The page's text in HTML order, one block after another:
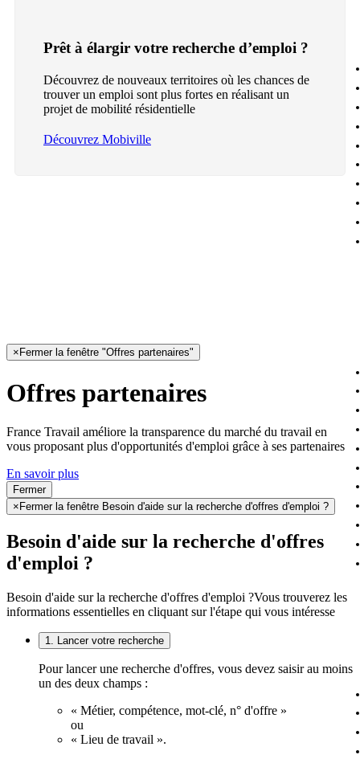
Prêt à élargir votre recherche d’emploi ?
Découvrez de nouveaux territoires où les chances de
trouver un emploi sont plus fortes en réalisant un
projet de mobilité résidentielle
Découvrez Mobiville
× Fermer la fenêtre "Offres partenaires"
Offres partenaires
France Travail améliore la transparence du marché du travail en
vous proposant plus d'opportunités d'emploi grâce à ses partenaires
En savoir plus
Fermer
× Fermer la fenêtre Besoin d'aide sur la recherche d'offres d'emploi ?
Besoin d'aide sur la recherche d'offres
d'emploi ?
Besoin d'aide sur la recherche d'offres d'emploi ?Vous trouverez les
informations essentielles en cliquant sur l'étape qui vous intéresse
1. Lancer votre recherche
Pour lancer une recherche d'offres, vous devez saisir au moins
un des deux champs :
« Métier, compétence, mot-clé, n° d'offre »
ou
« Lieu de travail ».